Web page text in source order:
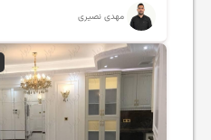
مهدی نصیری